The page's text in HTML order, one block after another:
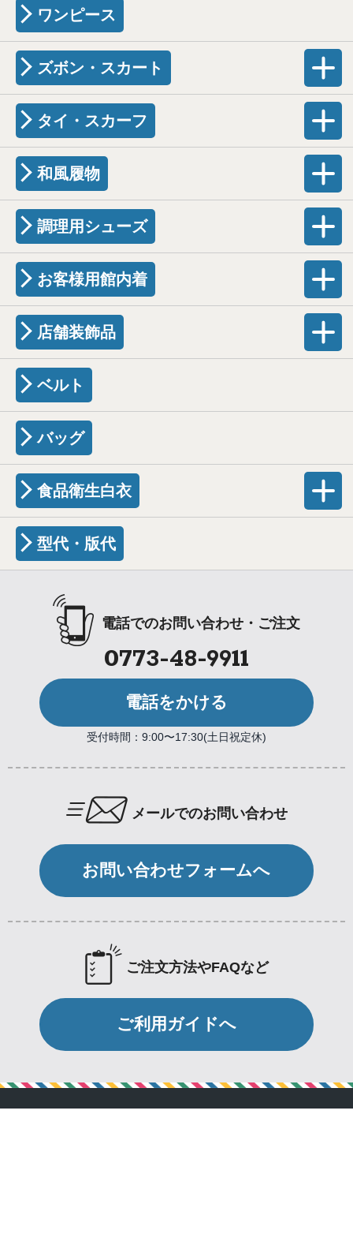
ワンピース
ズボン・スカート
タイ・スカーフ
和風履物
調理用シューズ
お客様用館内着
店舗装飾品
ベルト
バッグ
食品衛生白衣
型代・版代
電話でのお問い合わせ・ご注文
0773-48-9911
電話をかける
受付時間：9:00〜17:30(土日祝定休)
メールでのお問い合わせ
お問い合わせフォームへ
ご注文方法やFAQなど
ご利用ガイドへ